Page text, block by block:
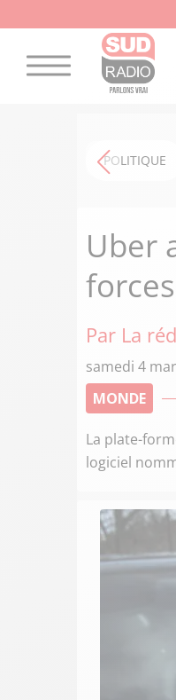
POLITIQUE
Uber
Par La
samedi 4
MONDE
La plate-
logiciel